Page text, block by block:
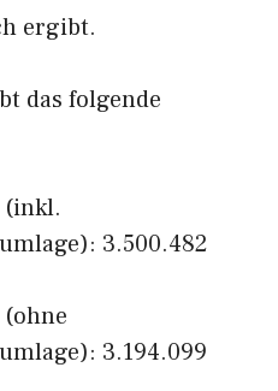
ergibt.
das folgende
(inkl.
3.500.482
(ohne
3.194.099